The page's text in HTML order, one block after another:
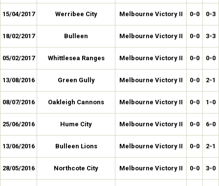
15/04/2017 Werribee City Melbourne Victory II 0-0 0-3
18/02/2017 Bulleen Melbourne Victory II 0-0 3-3
05/02/2017 Whittlesea Ranges Melbourne Victory II 0-0 0-0
13/08/2016 Green Gully Melbourne Victory II 0-0 2-1
08/07/2016 Oakleigh Cannons Melbourne Victory II 0-0 1-0
25/06/2016 Hume City Melbourne Victory II 0-0 6-0
13/06/2016 Bulleen Lions Melbourne Victory II 0-0 2-1
28/05/2016 Northcote City Melbourne Victory II 0-0 3-0